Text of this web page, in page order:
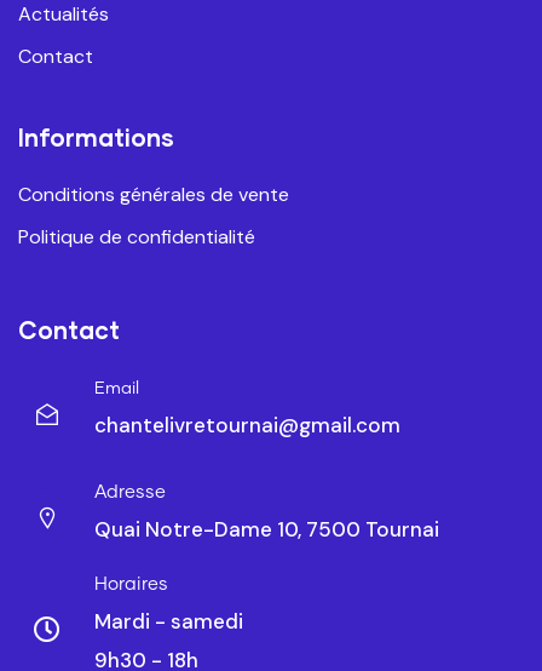
Actualités
Contact
Informations
Conditions générales de vente
Politique de confidentialité
Contact
Email
chantelivretournai@gmail.com
Adresse
Quai Notre-Dame 10, 7500 Tournai
Horaires
Mardi - samedi
9h30 - 18h